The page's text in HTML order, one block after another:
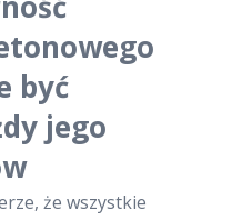
być
jego
że wszystkie